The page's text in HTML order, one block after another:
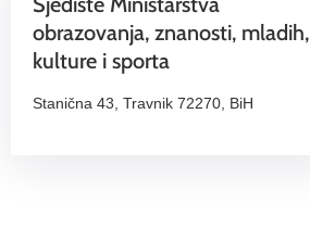
obrazovanja, znanosti, mladih,
kulture i sporta
Stanična 43, Travnik 72270, BiH